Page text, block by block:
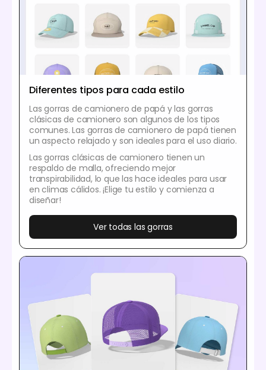
Diferentes tipos para cada estilo
Las gorras de camionero de papá y las gorras
clásicas de camionero son algunos de los tipos
comunes. Las gorras de camionero de papá tienen
un aspecto relajado y son ideales para el uso diario.
Las gorras clásicas de camionero tienen un
respaldo de malla, ofreciendo mejor
transpirabilidad, lo que las hace ideales para usar
en climas cálidos. ¡Elige tu estilo y comienza a
diseñar!
Ver todas las gorras